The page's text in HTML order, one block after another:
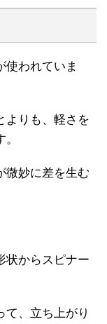
使われていま
よりも、軽さを
微妙に差を生む
状からスピナー
て、立ち上がり